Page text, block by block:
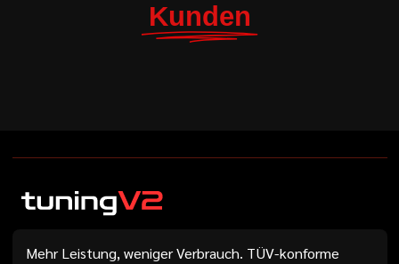
Kunden
Mehr Leistung, weniger Verbrauch. TÜV-konforme